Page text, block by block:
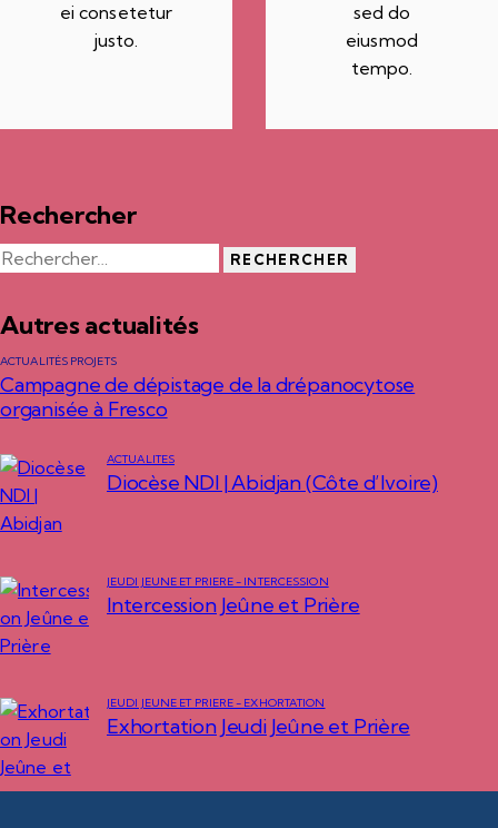
ei consetetur
justo.
sed do
eiusmod
tempo.
Rechercher
Autres actualités
ACTUALITÉS PROJETS
Campagne de dépistage de la drépanocytose
organisée à Fresco
ACTUALITÉS
Diocèse NDI | Abidjan (Côte d’Ivoire)
JEUDI JEUNE ET PRIÈRE - INTERCESSION
Intercession Jeûne et Prière
JEUDI JEUNE ET PRIÈRE - EXHORTATION
Exhortation Jeudi Jeûne et Prière